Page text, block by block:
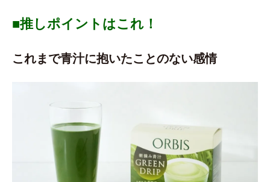
■推しポイントはこれ！
これまで青汁に抱いたことのない感情